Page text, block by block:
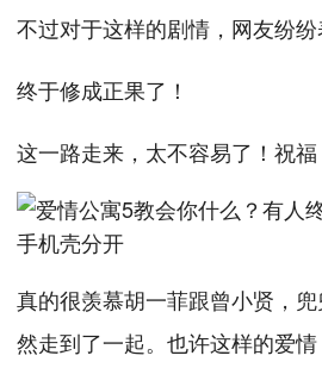
不过对于这样的剧情，网友纷纷
终于修成正果了！
这一路走来，太不容易了！祝福
真的很羡慕胡一菲跟曾小贤，
然走到了一起。也许这样的爱